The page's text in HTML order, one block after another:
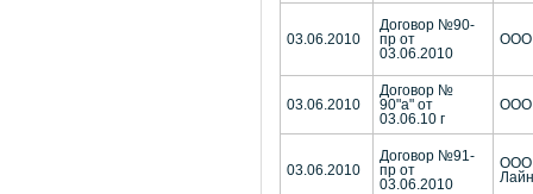
03.06.2010
Договор №90-
пр от
03.06.2010
ООО
03.06.2010
Договор №
90"а" от
03.06.10 г
ООО
03.06.2010
Договор №91-
пр от
03.06.2010
ООО